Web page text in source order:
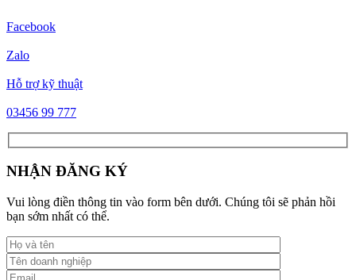
Facebook
Zalo
Hỗ trợ kỹ thuật
03456 99 777
NHẬN ĐĂNG KÝ
Vui lòng điền thông tin vào form bên dưới. Chúng tôi sẽ phản hồi
bạn sớm nhất có thể.